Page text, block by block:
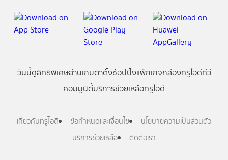
วันนี้ดูสิทธิพิเศษอ่านเกมตาตั้งช้อปปิ้งแพ็กเกจกล่องทรูไอดีทีวี
คอมมูนิตี้บริการช่วยเหลือทรูไอดี
เกี่ยวกับทรูไอดี ข้อกำหนดและเงื่อนไข
นโยบายความเป็นส่วนตัว
บริการช่วยเหลือ
ติดต่อเรา